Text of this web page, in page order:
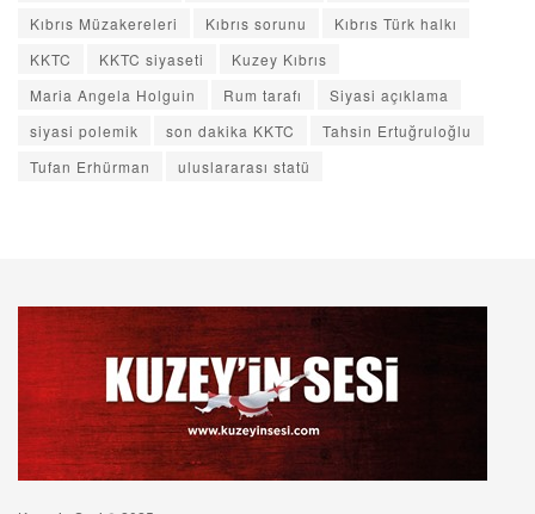
Kıbrıs Müzakereleri
Kıbrıs sorunu
Kıbrıs Türk halkı
KKTC
KKTC siyaseti
Kuzey Kıbrıs
Maria Angela Holguin
Rum tarafı
Siyasi açıklama
siyasi polemik
son dakika KKTC
Tahsin Ertuğruloğlu
Tufan Erhürman
uluslararası statü